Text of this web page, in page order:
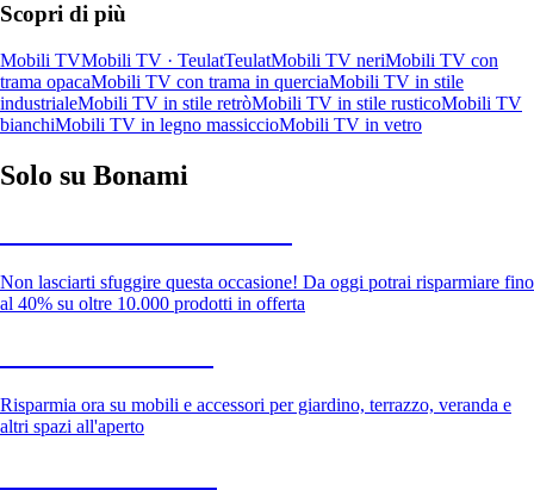
Scopri di più
Mobili TVMobili TV · TeulatTeulatMobili TV neriMobili TV con
trama opacaMobili TV con trama in querciaMobili TV in stile
industrialeMobili TV in stile retròMobili TV in stile rusticoMobili TV
bianchiMobili TV in legno massiccioMobili TV in vetro
Solo su Bonami
Non lasciarti sfuggire questa occasione! Da oggi potrai risparmiare fino
al 40% su oltre 10.000 prodotti in offerta
Risparmia ora su mobili e accessori per giardino, terrazzo, veranda e
altri spazi all'aperto